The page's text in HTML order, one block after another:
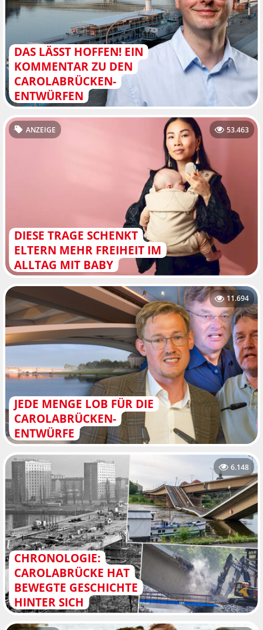
DAS LÄSST HOFFEN! EIN
KOMMENTAR ZU DEN
CAROLABRÜCKEN-
ENTWÜRFEN
DIESE TRAGE SCHENKT
ELTERN MEHR FREIHEIT IM
ALLTAG MIT BABY
ANZEIGE 53.463
JEDE MENGE LOB FÜR DIE
CAROLABRÜCKEN-
ENTWÜRFE
11.694
CHRONOLOGIE:
CAROLABRÜCKE HAT
BEWEGTE GESCHICHTE
HINTER SICH
6.148